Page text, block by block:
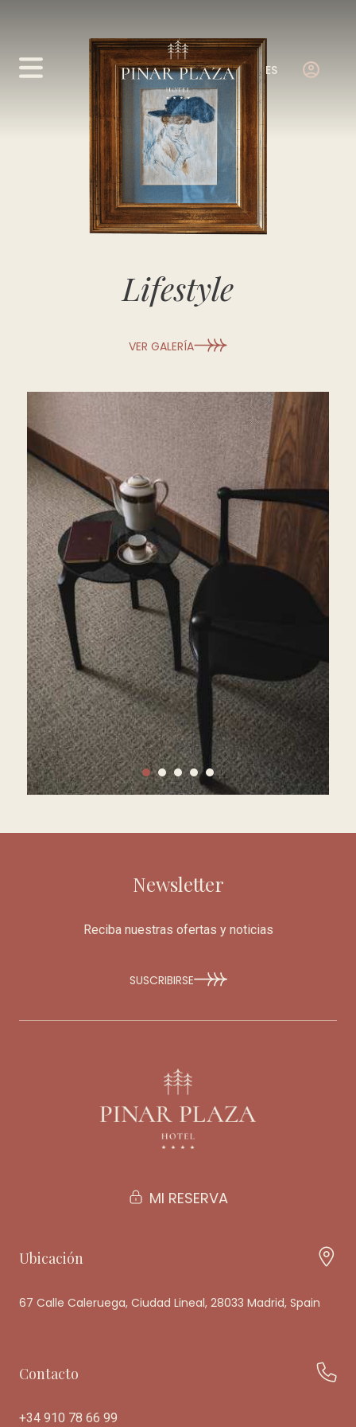
ES
Lifestyle
VER GALERÍA
Newsletter
Reciba nuestras ofertas y noticias
SUSCRIBIRSE
MI RESERVA
Ubicación
67 Calle Caleruega, Ciudad Lineal, 28033 Madrid, Spain
Contacto
+34 910 78 66 99